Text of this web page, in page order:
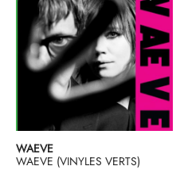
WAEVE
WAEVE (VINYLES VERTS)